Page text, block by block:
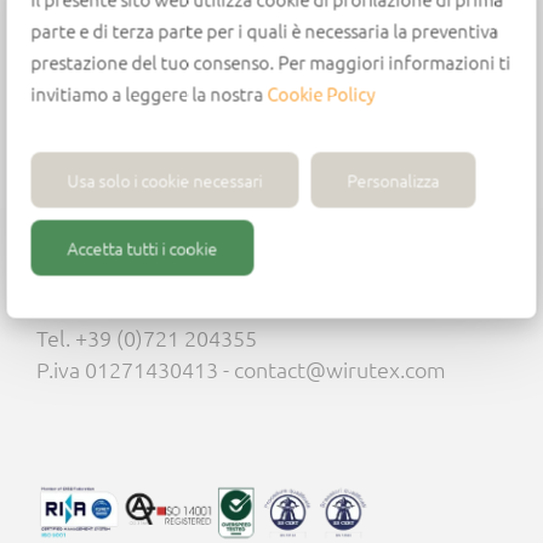
parte e di terza parte per i quali è necessaria la preventiva
prestazione del tuo consenso. Per maggiori informazioni ti
invitiamo a leggere la nostraCookie Policy
Usa solo i cookie necessari Personalizza
Accetta tutti i cookie
Para utilizar con brocas helicoidalescon vástagoigual
al diámetro del orificiodel casquillo.
Wirutex S.r.l.
Tel. +39 (0)721 204355
P.iva 01271430413 - contact@wirutex.com